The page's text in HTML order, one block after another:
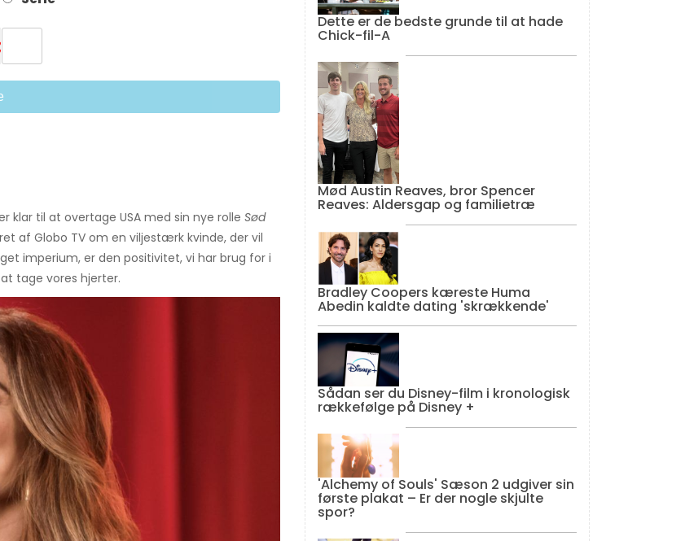
klar til at overtage USA med sin nye rolle Sød
af Globo TV om en viljestærk kvinde, der vil
imperium, er den positivitet, vi har brug for i
tage vores hjerter.
Dette er de bedste grunde til at hade
Chick-fil-A
Mød Austin Reaves, bror Spencer
Reaves: Aldersgap og familietræ
Bradley Coopers kæreste Huma
Abedin kaldte dating 'skrækkende'
Sådan ser du Disney-film i kronologisk
rækkefølge på Disney +
'Alchemy of Souls' Sæson 2 udgiver sin
første plakat – Er der nogle skjulte
spor?